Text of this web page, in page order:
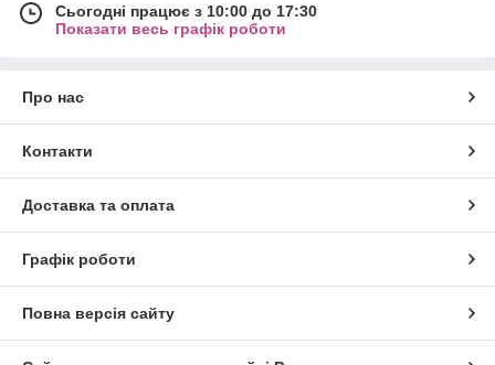
Сьогодні працює з 10:00 до 17:30
Показати весь графік роботи
Про нас
Контакти
Доставка та оплата
Графік роботи
Повна версія сайту